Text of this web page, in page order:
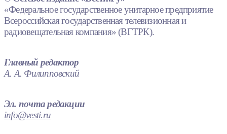
«Федеральное государственное унитарное предприятие
Всероссийская государственная телевизионная и
радиовещательная компания» (ВГТРК).
Главный редактор
А. А. Филипповский
Эл. почта редакции
info@vesti.ru